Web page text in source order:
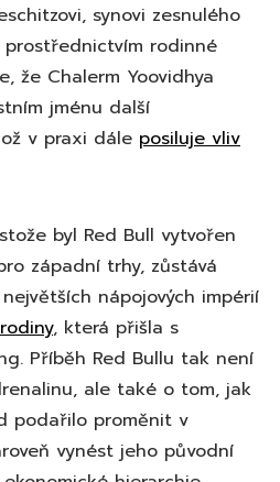
synovi zesnulého
rodinné
že Chalerm Yoovidhya
jménu další
v praxi dále posiluje vliv
byl Red Bull vytvořen
západní trhy, zůstává
nápojových impérií
, která přišla s
Příběh Red Bullu tak není
ale také o tom, jak
podařilo proměnit v
vynést jeho původní